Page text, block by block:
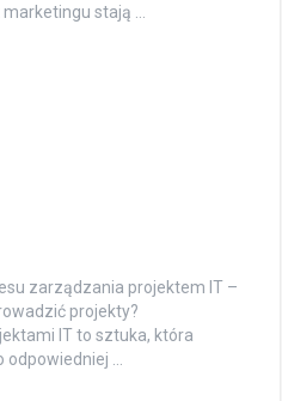
stają …
zarządzania projektem IT –
projekty?
IT to sztuka, która
…